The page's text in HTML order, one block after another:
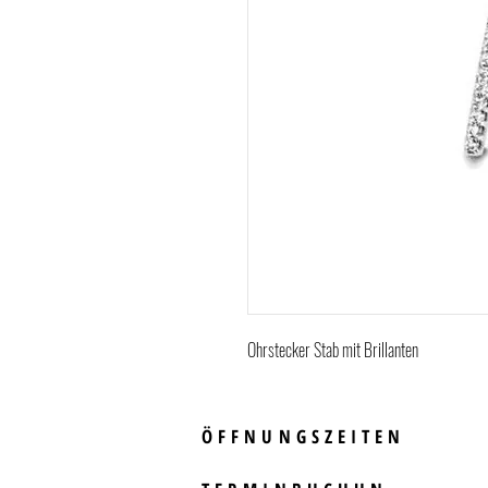
Ohrstecker Stab mit Brillanten
ÖFFNUNGSZEITEN